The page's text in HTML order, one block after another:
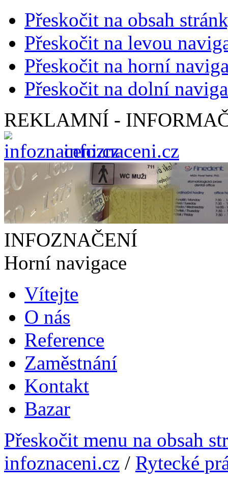
Přeskočit na obsah
Přeskočit na levou
Přeskočit na horní
Přeskočit na dolní
REKLAMNÍ -
infoznaceni.cz
INFOZNAČENÍ
Horní navigace
Vítejte
O nás
Reference
Zaměstnání
Kontakt
Bazar
Přeskočit menu na obsah
infoznaceni.cz / Rytecké